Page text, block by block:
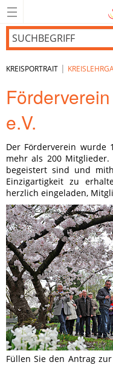
KREISPORTRAIT |
e.V.
Der Förderverein wurde
mehr als 200 Mitglieder.
begeistert sind und
Einzigartigkeit zu
herzlich eingeladen,
Füllen Sie den Antrag